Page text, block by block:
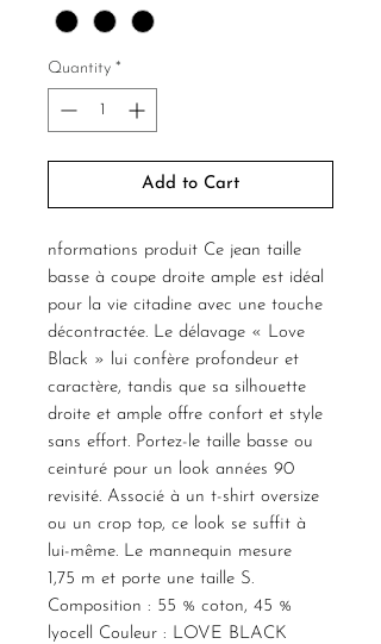
Quantity *
Add to Cart
nformations produit Ce jean taille
basse à coupe droite ample est idéal
pour la vie citadine avec une touche
décontractée. Le délavage « Love
Black » lui confère profondeur et
caractère, tandis que sa silhouette
droite et ample offre confort et style
sans effort. Portez-le taille basse ou
ceinturé pour un look années 90
revisité. Associé à un t-shirt oversize
ou un crop top, ce look se suffit à
lui-même. Le mannequin mesure
1,75 m et porte une taille S.
Composition : 55 % coton, 45 %
lyocell Couleur : LOVE BLACK